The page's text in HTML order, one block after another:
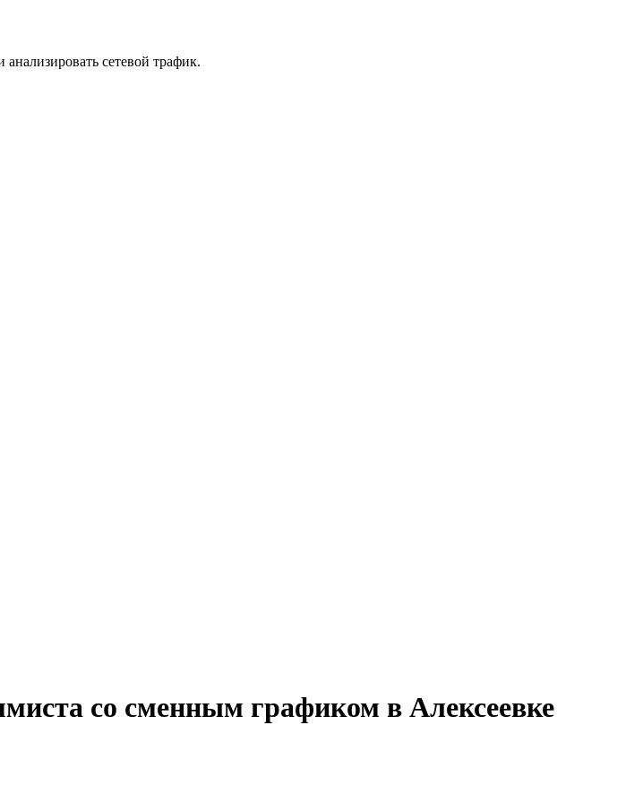
сетевой трафик.
со сменным графиком в Алексеевке